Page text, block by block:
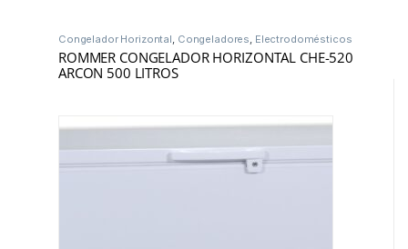
Congelador Horizontal, Congeladores, Electrodomésticos
ROMMER CONGELADOR HORIZONTAL CHE-520
ARCON 500 LITROS